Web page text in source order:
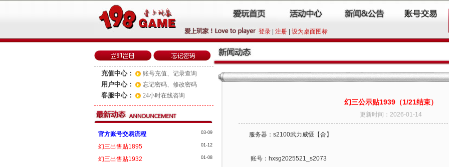
登录 注册 设为桌面图标
充值中心： 账号充值、 记录查询
用户中心： 忘记密码、 修改密码
客服中心： 24小时在线咨询
03-09
官方账号交易流程
01-12
幻三出售贴1895
01-08
幻三出售贴1932
幻三公示贴1939（1/21结束）
更新时间：2026-01-14
服务器：s2100武力威慑【合】
账号：hxsg2025521_s2073